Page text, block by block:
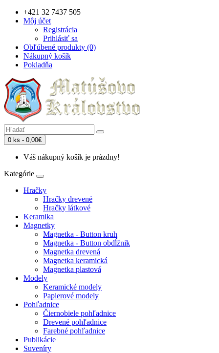
+421 32 7437 505
Môj účet
Registrácia
Prihlásiť sa
Obľúbené produkty (0)
Nákupný košík
Pokladňa
0 ks - 0,00€
Váš nákupný košík je prázdny!
Kategórie
Hračky
Hračky drevené
Hračky látkové
Keramika
Magnetky
Magnetka - Button kruh
Magnetka - Button obdĺžnik
Magnetka drevená
Magnetka keramická
Magnetka plastová
Modely
Keramické modely
Papierové modely
Pohľadnice
Čiernobiele pohľadnice
Drevené pohľadnice
Farebné pohľadnice
Publikácie
Suveníry